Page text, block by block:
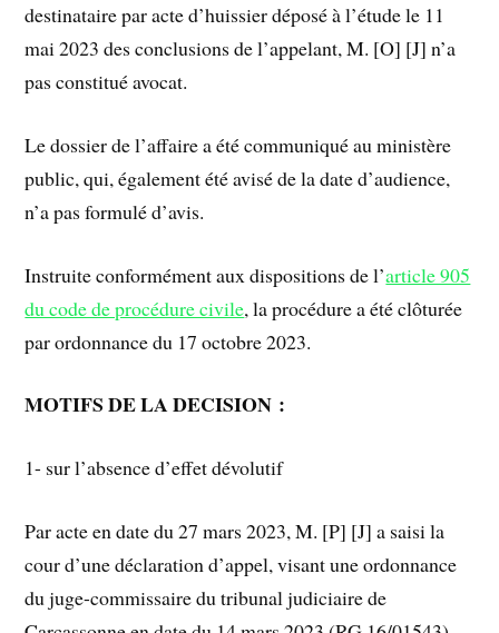
destinataire par acte d’huissier déposé à l’étude le 11
mai 2023 des conclusions de l’appelant, M. [O] [J] n’a
pas constitué avocat.
Le dossier de l’affaire a été communiqué au ministère
public, qui, également été avisé de la date d’audience,
n’a pas formulé d’avis.
Instruite conformément aux dispositions de l’article 905
du code de procédure civile, la procédure a été clôturée
par ordonnance du 17 octobre 2023.
MOTIFS DE LA DECISION :
1- sur l’absence d’effet dévolutif
Par acte en date du 27 mars 2023, M. [P] [J] a saisi la
cour d’une déclaration d’appel, visant une ordonnance
du juge-commissaire du tribunal judiciaire de